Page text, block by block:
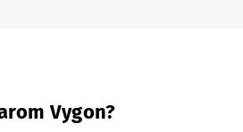
Vygon?